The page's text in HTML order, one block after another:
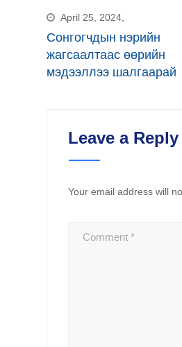
April 25, 2024,
Сонгогчдын нэрийн
жагсаалтаас өөрийн
мэдээллээ шалгаарай
Leave a Reply
Your email address will